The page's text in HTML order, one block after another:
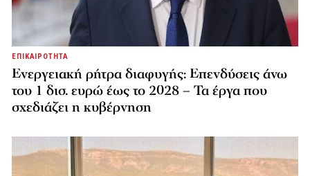
ΕΠΙΚΑΙΡΟΤΗΤΑ
Ενεργειακή ρήτρα διαφυγής: Επενδύσεις άνω
του 1 δισ. ευρώ έως το 2028 – Τα έργα που
σχεδιάζει η κυβέρνηση